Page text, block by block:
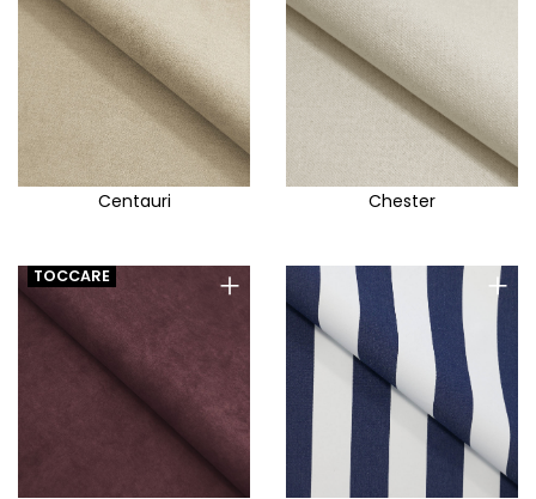
Centauri Chester
+
TOCCARE +